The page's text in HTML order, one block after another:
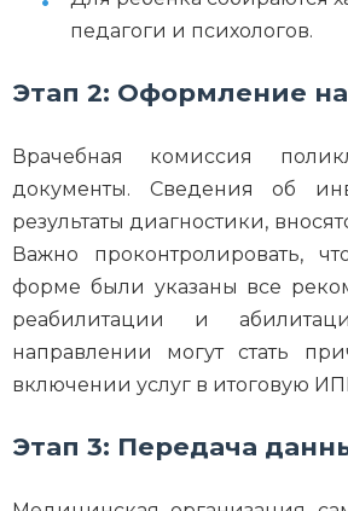
педагоги и психологов.
Этап 2: Оформление
Врачебная комиссия
документы. Сведения об
результаты диагностики,
Важно проконтролировать,
форме были указаны все
реабилитации и
направлении могут стать
включении услуг в итоговую
Этап 3: Передача